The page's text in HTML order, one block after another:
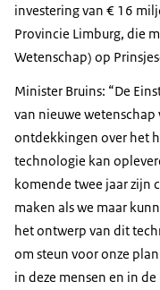
investering van € 16
Provincie Limburg, die
Wetenschap) op
Minister Bruins: “De
van nieuwe
ontdekkingen over het
technologie kan
komende twee jaar zijn
maken als we maar
het ontwerp van dit
om steun voor onze
in deze mensen en in